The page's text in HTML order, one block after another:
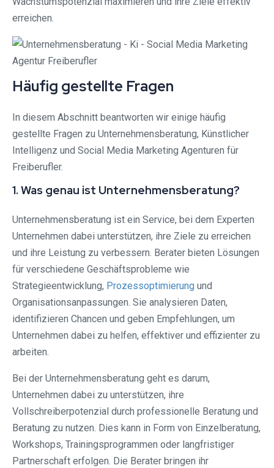
erreichen.
Häufig gestellte Fragen
In diesem Abschnitt beantworten wir einige häufig
gestellte Fragen zu Unternehmensberatung, Künstlicher
Intelligenz und Social Media Marketing Agenturen für
Freiberufler.
1. Was genau ist Unternehmensberatung?
Unternehmensberatung ist ein Service, bei dem Experten
Unternehmen dabei unterstützen, ihre Ziele zu erreichen
und ihre Leistung zu verbessern. Berater bieten Lösungen
für verschiedene Geschäftsprobleme wie
Strategieentwicklung, Prozessoptimierung und
Organisationsanpassungen. Sie analysieren Daten,
identifizieren Chancen und geben Empfehlungen, um
Unternehmen dabei zu helfen, effektiver und effizienter zu
arbeiten.
Bei der Unternehmensberatung geht es darum,
Unternehmen dabei zu unterstützen, ihre
Vollschreiberpotenzial durch professionelle Beratung und
Beratung zu nutzen. Dies kann in Form von Einzelberatung,
Workshops, Trainingsprogrammen oder langfristiger
Partnerschaft erfolgen. Die Berater bringen ihr